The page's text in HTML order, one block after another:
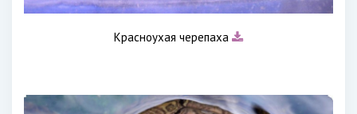
Красноухая черепаха